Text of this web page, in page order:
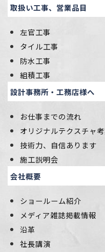
取扱い工事、営業品目
左官工事
タイル工事
防水工事
組積工事
設計事務所・工務店様へ
お仕事までの流れ
オリジナルテクスチャ
技術力、自信あります
施工説明会
会社概要
ショールーム紹介
メディア雑誌掲載情報
沿革
社長講演